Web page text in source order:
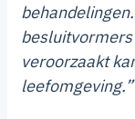
veroorzaakt
leefomgeving.”